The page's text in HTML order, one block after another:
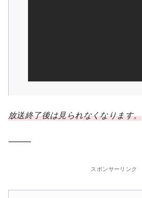
放送終了後は見られなくなります。
⸻
スポンサーリンク